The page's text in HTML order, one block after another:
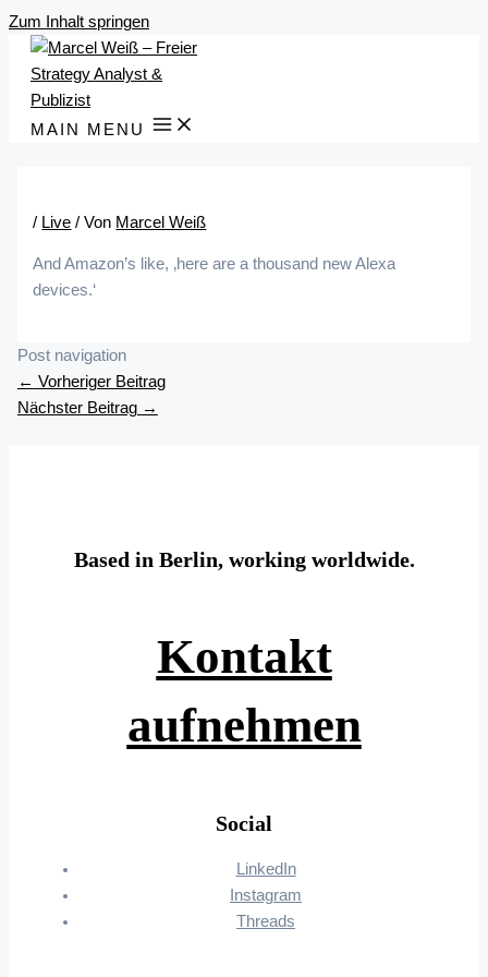
Zum Inhalt springen
MAIN MENU
/ Live / Von Marcel Weiß
And Amazon’s like, ‚here are a thousand new Alexa
devices.‘
Post navigation
← Vorheriger Beitrag
Nächster Beitrag →
Based in Berlin, working worldwide.
Kontakt
aufnehmen
Social
LinkedIn
Instagram
Threads